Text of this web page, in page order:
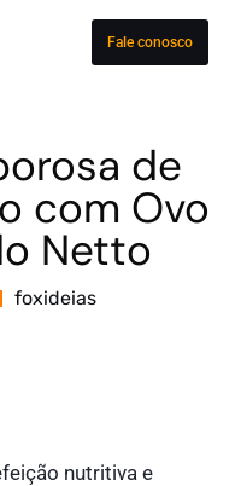
Fale conosco
de
com Ovo
Netto
foxideias
nutritiva e